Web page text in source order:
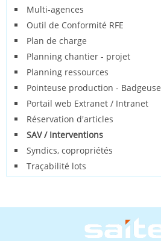
Multi-agences
Outil de Conformité RFE
Plan de charge
Planning chantier - projet
Planning ressources
Pointeuse production - Badgeuse
Portail web Extranet / Intranet
Réservation d'articles
SAV / Interventions
Syndics, copropriétés
Traçabilité lots